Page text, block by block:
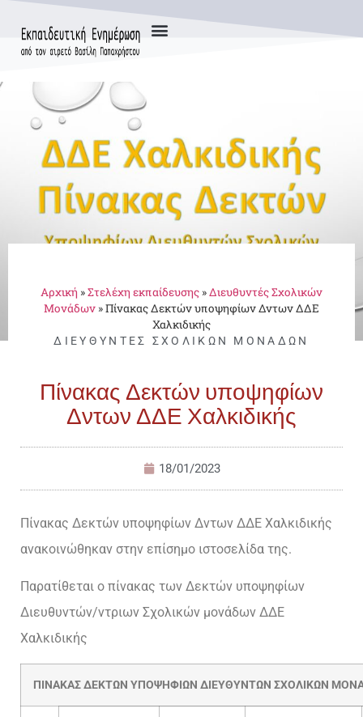
Αρχική »Στελέχη εκπαίδευσης »Διευθυντές Σχολικών
Μονάδων »Πίνακας Δεκτών υποψηφίων Δντων ΔΔΕ
Χαλκιδικής
ΔΙΕΥΘΥΝΤΈΣ ΣΧΟΛΙΚΏΝ ΜΟΝΆΔΩΝ
Πίνακας Δεκτών υποψηφίων
Δντων ΔΔΕ Χαλκιδικής
18/01/2023
Πίνακας Δεκτών υποψηφίων Δντων ΔΔΕ Χαλκιδικής
ανακοινώθηκαν στην επίσημο ιστοσελίδα της.
Παρατίθεται ο πίνακας των Δεκτών υποψηφίων
Διευθυντών/ντριων Σχολικών μονάδων ΔΔΕ
Χαλκιδικής
ΠΙΝΑΚΑΣ ΔΕΚΤΩΝ ΥΠΟΨΗΦΙΩΝ ΔΙΕΥΘΥΝΤΩΝ ΣΧΟΛΙΚΩΝ